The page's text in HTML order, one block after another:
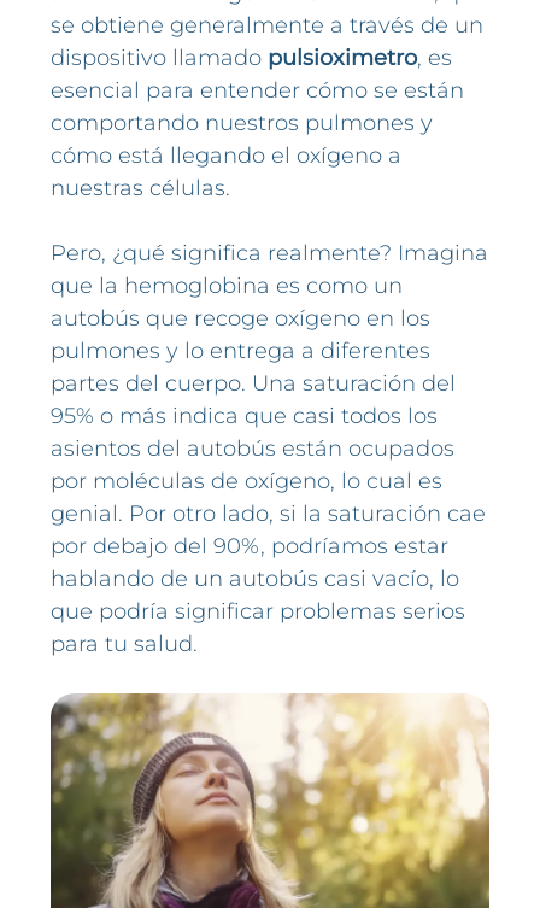
se obtiene generalmente a través de un
dispositivo llamado pulsioximetro, es
esencial para entender cómo se están
comportando nuestros pulmones y
cómo está llegando el oxígeno a
nuestras células.
Pero, ¿qué significa realmente? Imagina
que la hemoglobina es como un
autobús que recoge oxígeno en los
pulmones y lo entrega a diferentes
partes del cuerpo. Una saturación del
95% o más indica que casi todos los
asientos del autobús están ocupados
por moléculas de oxígeno, lo cual es
genial. Por otro lado, si la saturación cae
por debajo del 90%, podríamos estar
hablando de un autobús casi vacío, lo
que podría significar problemas serios
para tu salud.